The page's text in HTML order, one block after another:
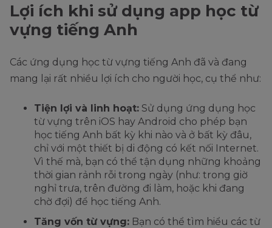
Lợi ích khi sử dụng app học từ
vựng tiếng Anh
Các ứng dụng học từ vựng tiếng Anh đã và đang
mang lại rất nhiều lợi ích cho người học, cụ thể như:
Tiện lợi và linh hoạt: Sử dụng ứng dụng học
từ vựng trên iOS hay Android cho phép bạn
học tiếng Anh bất kỳ khi nào và ở bất kỳ đâu,
chỉ với một thiết bị di động có kết nối Internet.
Vì thế mà, bạn có thể tận dụng những khoảng
thời gian rảnh rỗi trong ngày (như: trong giờ
nghỉ trưa, trên đường đi làm, hoặc khi đang
chờ đợi) để học tiếng Anh.
Tăng vốn từ vựng: Bạn có thể tìm hiểu các từ